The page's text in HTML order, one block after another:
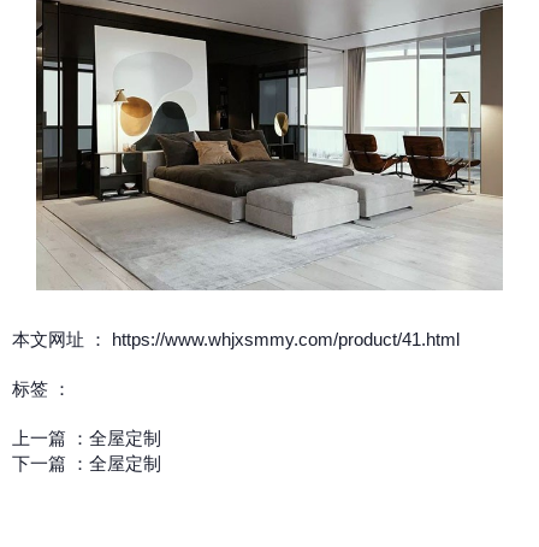
本文网址 ： https://www.whjxsmmy.com/product/41.html
标签 ：
上一篇 ： 全屋定制
下一篇 ： 全屋定制